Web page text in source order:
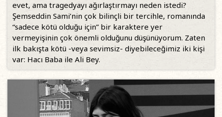
evet, ama tragedyayı ağırlaştırmayı neden istedi?
Şemseddin Sami’nin çok bilinçli bir tercihle, romanında
“sadece kötü olduğu için” bir karaktere yer
vermeyişinin çok önemli olduğunu düşünüyorum. Zaten
ilk bakışta kötü -veya sevimsiz- diyebileceğimiz iki kişi
var: Hacı Baba ile Ali Bey.